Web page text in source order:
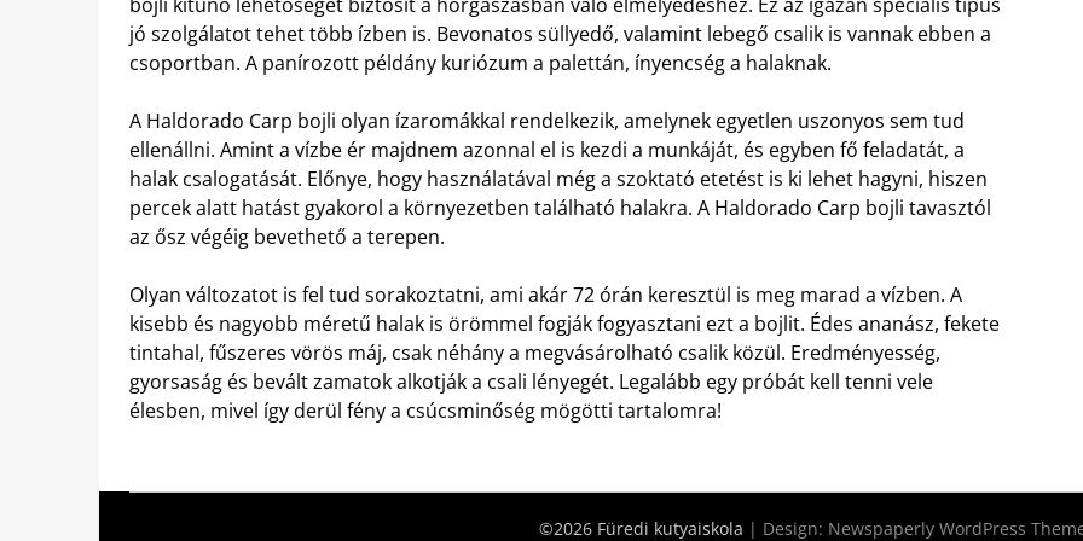
bojli kitűnő lehetőséget biztosít a horgászásban való elmélyedéshez. Ez az igazán speciális típus
jó szolgálatot tehet több ízben is. Bevonatos süllyedő, valamint lebegő csalik is vannak ebben a
csoportban. A panírozott példány kuriózum a palettán, ínyencség a halaknak.
A Haldorado Carp bojli olyan ízaromákkal rendelkezik, amelynek egyetlen uszonyos sem tud
ellenállni. Amint a vízbe ér majdnem azonnal el is kezdi a munkáját, és egyben fő feladatát, a
halak csalogatását. Előnye, hogy használatával még a szoktató etetést is ki lehet hagyni, hiszen
percek alatt hatást gyakorol a környezetben található halakra. A Haldorado Carp bojli tavasztól
az ősz végéig bevethető a terepen.
Olyan változatot is fel tud sorakoztatni, ami akár 72 órán keresztül is meg marad a vízben. A
kisebb és nagyobb méretű halak is örömmel fogják fogyasztani ezt a bojlit. Édes ananász, fekete
tintahal, fűszeres vörös máj, csak néhány a megvásárolható csalik közül. Eredményesség,
gyorsaság és bevált zamatok alkotják a csali lényegét. Legalább egy próbát kell tenni vele
élesben, mivel így derül fény a csúcsminőség mögötti tartalomra!
©2026 Füredi kutyaiskola | Design: Newspaperly WordPress